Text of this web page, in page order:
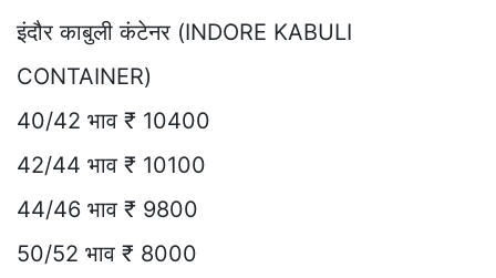
इंदौर काबुली कंटेनर (INDORE KABULI
CONTAINER)
40/42 भाव ₹ 10400
42/44 भाव ₹ 10100
44/46 भाव ₹ 9800
50/52 भाव ₹ 8000